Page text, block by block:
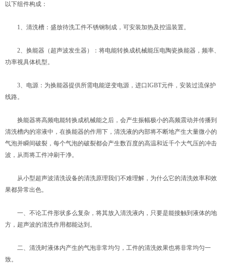
以下组件构成：
1、清洗槽：盛放待洗工件不锈钢制成，可安装加热及控温装置。
2、换能器（超声波发生器）：将电能转换成机械能压电陶瓷换能器，频率、
功率视具体机型。
3、电源：为换能器提供所需电能逆变电源，进口IGBT元件，安装过流保护
线路。
换能器将高频电能转换成机械能之后，会产生振幅极小的高频震动并传播到
清洗槽内的溶液中，在换能器的作用下，清洗液的内部将不断地产生大量微小的
气泡并瞬间破裂，每个气泡的破裂都会产生数百度的高温和近千个大气压的冲击
波，从而将工件冲刷干净。
从小型超声波清洗设备的清洗原理我们不难理解，为什么它的清洗效率和效
果都异常出色。
一、不论工件形状多么复杂，将其放入清洗液内，只要是能接触到液体的地
方，超声波的清洗作用都能达到。
二、清洗时液体内产生的气泡非常均匀，工件的清洗效果也将非常均匀一
致。